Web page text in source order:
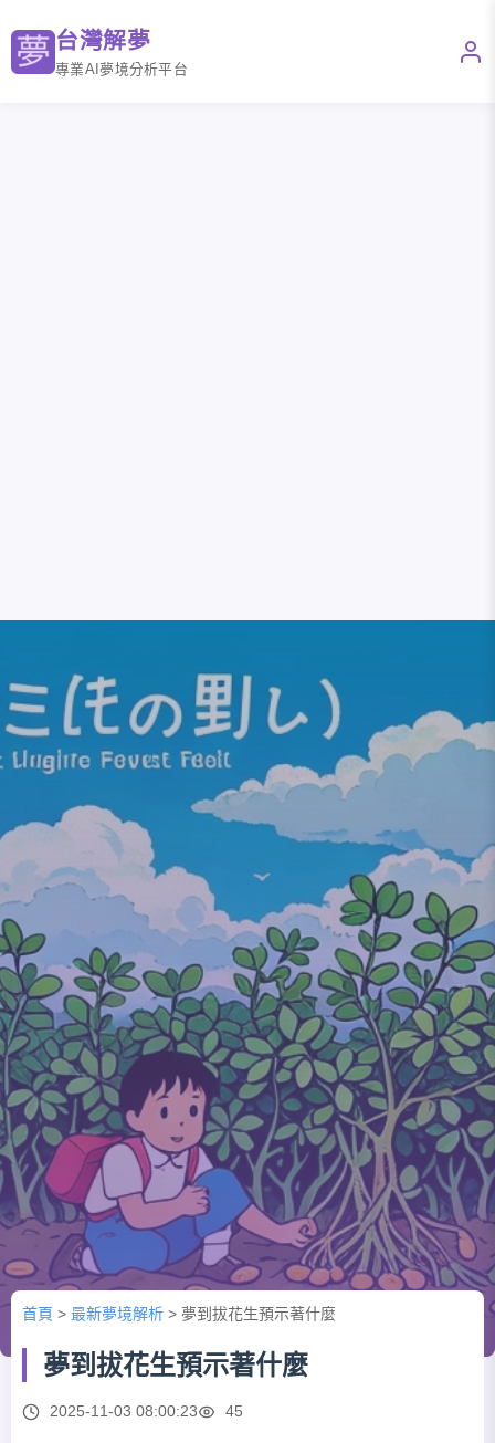
台灣解夢
專業AI夢境分析平台
首頁 > 最新夢境解析 > 夢到拔花生預示著什麼
夢到拔花生預示著什麼
2025-11-03 08:00:23 45